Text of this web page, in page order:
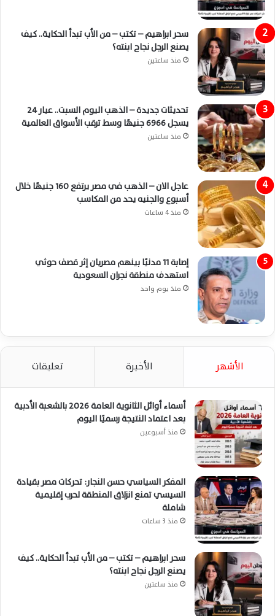
سحر ابراهيم – تكتب – من الأب تبدأ الحكاية.. كيف
يصنع الرجل نجاح ابنته؟
منذ ساعتين
تحديثات جديدة – الذهب اليوم السبت.. عيار 24
يسجل 6966 جنيهًا وسط ترقب الأسواق العالمية
منذ ساعتين
عاجل الان – الذهب في مصر يرتفع 160 جنيهًا خلال
أسبوع والجنيه يحد من المكاسب
منذ 4 ساعات
إصابة 11 مدنيًا بينهم مصريان إثر قصف حوثي
استهدف منطقة نجران السعودية
منذ يوم واحد
الأشهر الأخيرة تعليقات
أسماء أوائل الثانوية العامة 2026 بالشعبة الأدبية
بعد اعتماد النتيجة رسميًا اليوم
منذ أسبوعين
المفكر السياسي حسن النجار: تحركات مصر بقيادة
السيسي تمنع انزلاق المنطقة لحرب إقليمية
شاملة
منذ 3 ساعات
سحر ابراهيم – تكتب – من الأب تبدأ الحكاية.. كيف
يصنع الرجل نجاح ابنته؟
منذ ساعتين